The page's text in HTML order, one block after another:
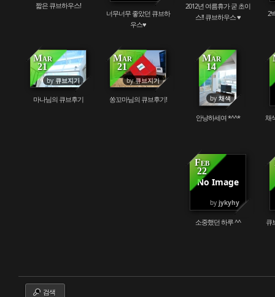
짧은 큐브하우스!
너무너무 좋았던 큐브하
우스♥
2012년 여름휴가 굳 초이
스!! 큐브하우스 ♥
2
Mar
21
by 큐브지기
212105
마나님의 큐브후기
Mar
21
by큐브지기
79725
쏭꼬마님의 큐브후기!
Mar
14
by 채색
80901
안냥하세여 *^^* 채
No Image
Feb
22
by jykyhy
100604
소중했던 하루 ^^ 큐
검색